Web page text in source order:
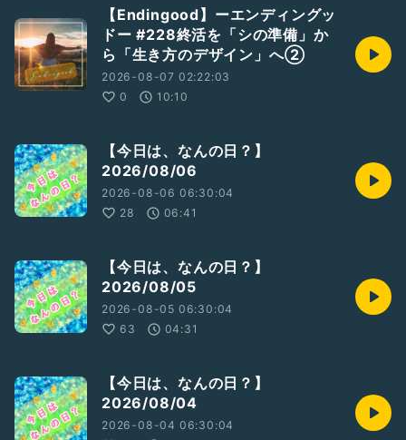
伝わります🍀*゜
めちゃ喜びますꉂ🤭
#ひとり語り
#豆知識 #記念日
#知ってること #知らないこと
#落ち着きある
#ここが人生の分岐点
【Endingood】ーエンディングッ
ドー #228終活を「シの準備」か
ら「生き方のデザイン」へ②
2026-08-07 02:22:03
0
10:10
【今日は、なんの日？】
2026/08/06
2026-08-06 06:30:04
28
06:41
【今日は、なんの日？】
2026/08/05
2026-08-05 06:30:04
63
04:31
【今日は、なんの日？】
2026/08/04
2026-08-04 06:30:04